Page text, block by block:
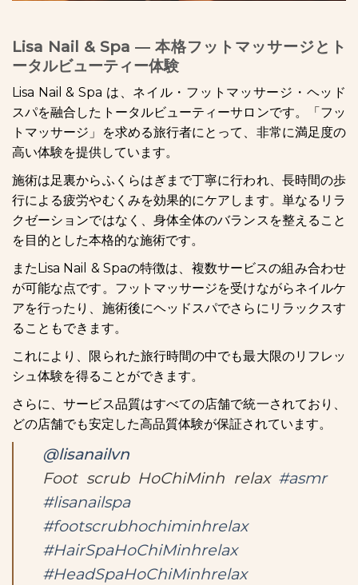
Lisa Nail & Spa ― 本格フットマッサージとト
ータルビューティー体験
Lisa Nail & Spa は、ネイル・フットマッサージ・ヘッド
スパを融合したトータルビューティーサロンです。「フッ
トマッサージ」を求める旅行者にとって、非常に満足度の
高い体験を提供しています。
施術は足裏からふくらはぎまで丁寧に行われ、長時間の歩
行による疲労やむくみを効果的にケアします。単なるリラ
クゼーションではなく、身体全体のバランスを整えること
を目的とした本格的な施術です。
またLisa Nail & Spaの特徴は、複数サービスの組み合わせ
が可能な点です。フットマッサージを受けながらネイルケ
アを行ったり、施術後にヘッドスパでさらにリラックスす
ることもできます。
これにより、限られた旅行時間の中でも最大限のリフレッ
シュ体験を得ることができます。
さらに、サービス品質はすべての店舗で統一されており、
どの店舗でも安定した高品質体験が保証されています。
@lisanailvn
Foot scrub HoChiMinh relax #asmr
#lisanailspa
#footscrubhochiminhrelax
#HairSpaHoChiMinhrelax
#HeadSpaHoChiMinhrelax